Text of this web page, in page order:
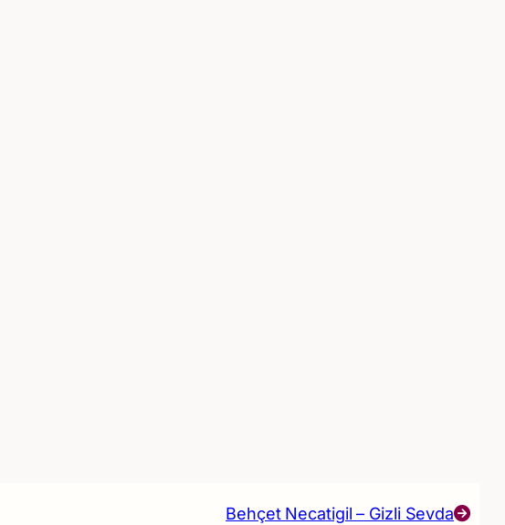
Behçet Necatigil – Gizli Sevda